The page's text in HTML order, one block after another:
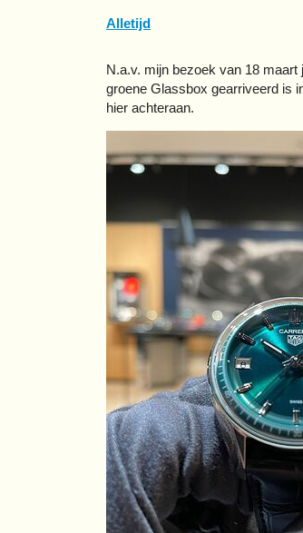
Alletijd
N.a.v. mijn bezoek van 18 maart
groene Glassbox gearriveerd is
hier achteraan.